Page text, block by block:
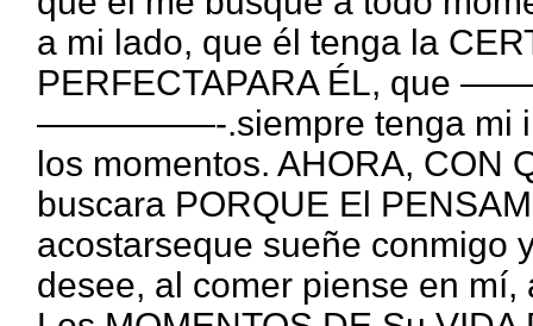
a mi lado, que él tenga la
PERFECTAPARA ÉL, que
—————-.siempre tenga mi
los momentos. AHORA, CON
buscara PORQUE El
acostarseque sueñe conmigo
desee, al comer piense en